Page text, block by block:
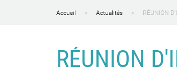
Accueil Actualités RÉUNION
RÉUNION